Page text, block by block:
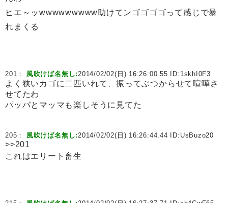
ヒエ～ッwwwwwwwww助けてンゴゴゴゴって感じで暴
れまくる
201： 風吹けば名無し:2014/02/02(日) 16:26:00.55 ID: 1skhI0F3
よく狭いカゴに二匹いれて、振ってぶつからせて喧嘩さ
せてたわ
パッパとマッマも楽しそうに見てた
205： 風吹けば名無し:2014/02/02(日) 16:26:44.44 ID: UsBuzo20
>>201
これはエリート畜生